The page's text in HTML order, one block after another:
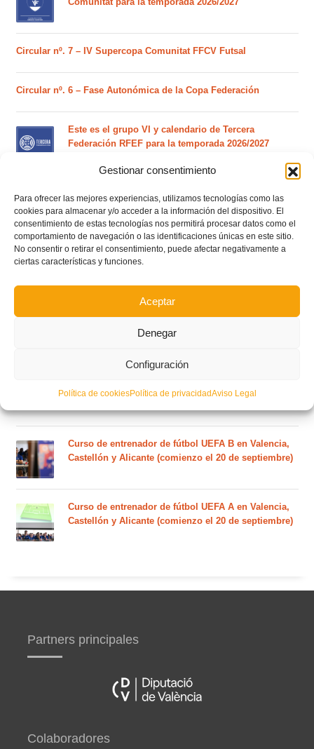
Gestionar consentimiento
Para ofrecer las mejores experiencias, utilizamos tecnologías como las
cookies para almacenar y/o acceder a la información del dispositivo. El
consentimiento de estas tecnologías nos permitirá procesar datos como el
comportamiento de navegación o las identificaciones únicas en este sitio.
No consentir o retirar el consentimiento, puede afectar negativamente a
ciertas características y funciones.
Aceptar
Denegar
Configuración
Política de cookiesPolítica de privacidadAviso Legal
Circular nº. 7 – IV Supercopa Comunitat FFCV Futsal
Circular nº. 6 – Fase Autonómica de la Copa Federación
Este es el grupo VI y calendario de Tercera
Federación RFEF para la temporada 2026/2027
Este es el grupo de la Lliga Autonòmica Juvenil de
fútbol sala de la temporada 2026/2027
El calendario del grupo VI de Tercera Federación
martes 4 de agosto
C que comenzará en noviembre 2026 (agotadas las
Circular nº. 5 – Normas generales de las competiciones
Curso de entrenador de fútbol UEFA B en Valencia,
Castellón y Alicante (comienzo el 20 de septiembre)
Curso de entrenador de fútbol UEFA A en Valencia,
Castellón y Alicante (comienzo el 20 de septiembre)
Partners principales
Colaboradores